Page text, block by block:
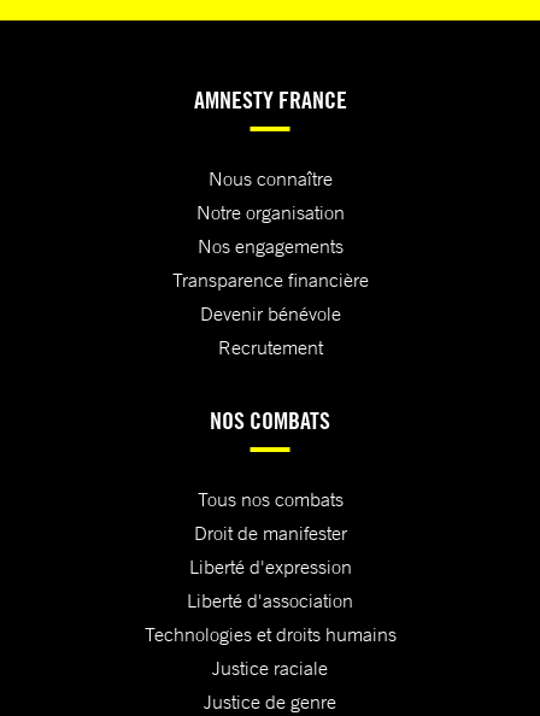
AMNESTY FRANCE
Nous connaître
Notre organisation
Nos engagements
Transparence financière
Devenir bénévole
Recrutement
NOS COMBATS
Tous nos combats
Droit de manifester
Liberté d'expression
Liberté d'association
Technologies et droits humains
Justice raciale
Justice de genre